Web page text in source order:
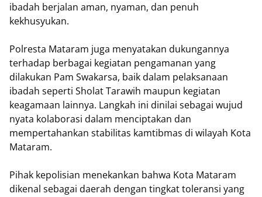
ibadah berjalan aman, nyaman, dan penuh
kekhusyukan.
Polresta Mataram juga menyatakan dukungannya
terhadap berbagai kegiatan pengamanan yang
dilakukan Pam Swakarsa, baik dalam pelaksanaan
ibadah seperti Sholat Tarawih maupun kegiatan
keagamaan lainnya. Langkah ini dinilai sebagai wujud
nyata kolaborasi dalam menciptakan dan
mempertahankan stabilitas kamtibmas di wilayah Kota
Mataram.
Pihak kepolisian menekankan bahwa Kota Mataram
dikenal sebagai daerah dengan tingkat toleransi yang